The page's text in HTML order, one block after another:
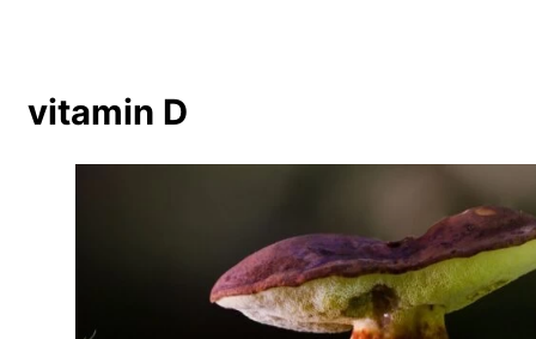
vitamin D